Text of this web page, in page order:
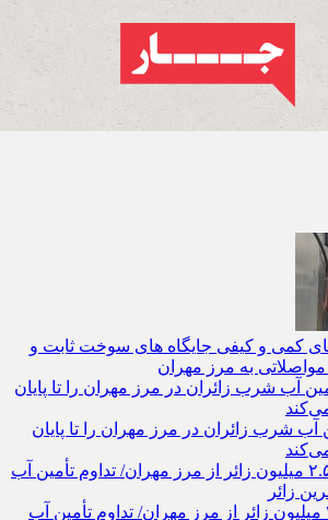
کمی و کیفی جایگاه‌ های سوخت ثابت و
به مرز مهران
آب شرب زائران در مرز مهران را تا پایان